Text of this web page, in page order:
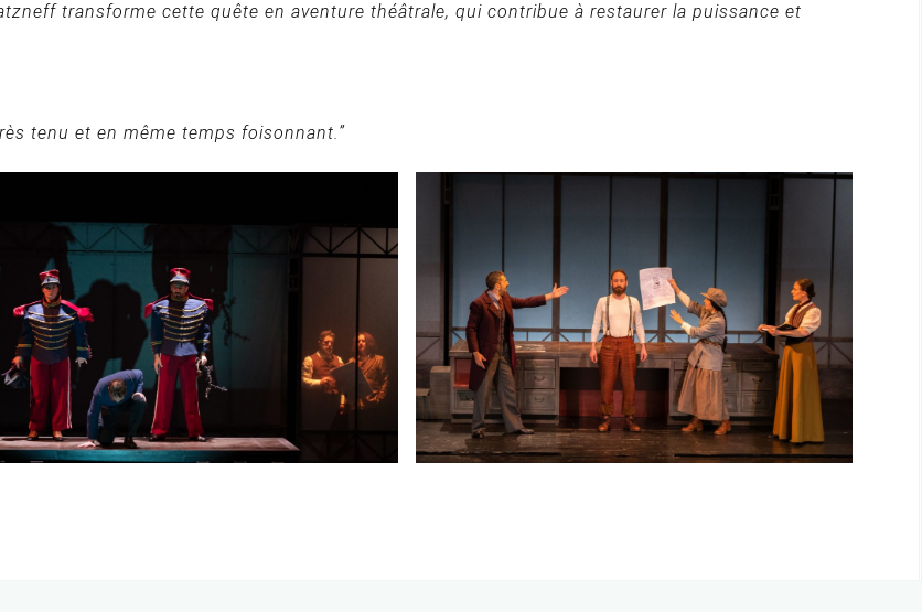
transforme cette quête en aventure théâtrale, qui contribue à restaurer la puissance et
tenu et en même temps foisonnant.”